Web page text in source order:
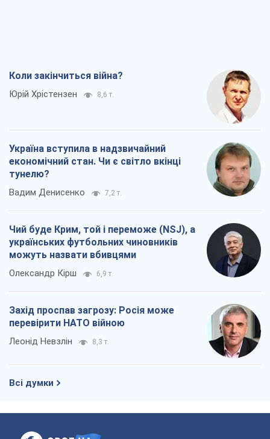
Коли закінчиться війна?
Юрій Хрістензен 8,6 т.
Україна вступила в надзвичайний
економічний стан. Чи є світло вкінці
тунелю?
Вадим Денисенко 7,2 т.
Чий буде Крим, той і переможе (NSJ), а
українських футбольних чиновників
можуть назвати вбивцями
Олександр Кірш 6,9 т.
Захід проспав загрозу: Росія може
перевірити НАТО війною
Леонід Невзлін 8,3 т.
Всі думки